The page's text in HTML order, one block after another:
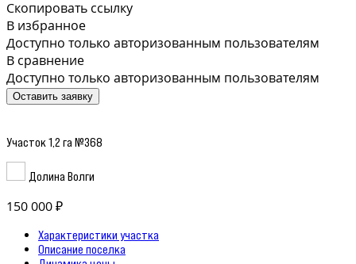
Скопировать ссылку
В избранное
Доступно только авторизованным пользователям
В сравнение
Доступно только авторизованным пользователям
Оставить заявку
Участок 1,2 га №368
Долина Волги
150 000 ₽
Характеристики участка
Описание поселка